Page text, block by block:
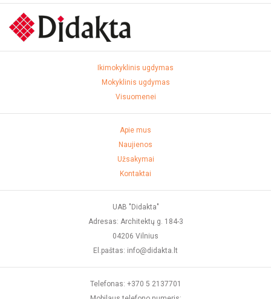
Ikimokyklinis ugdymas
Mokyklinis ugdymas
Visuomenei
Apie mus
Naujienos
Užsakymai
Kontaktai
UAB "Didakta"
Adresas: Architektų g. 184-3
04206 Vilnius
El.paštas: info@didakta.lt
Telefonas: +370 5 2137701